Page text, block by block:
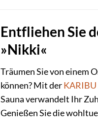
Entfliehen Sie
»Nikki«
Träumen Sie von einem
können? Mit derKARIBU
Sauna verwandelt Ihr
Genießen Sie die